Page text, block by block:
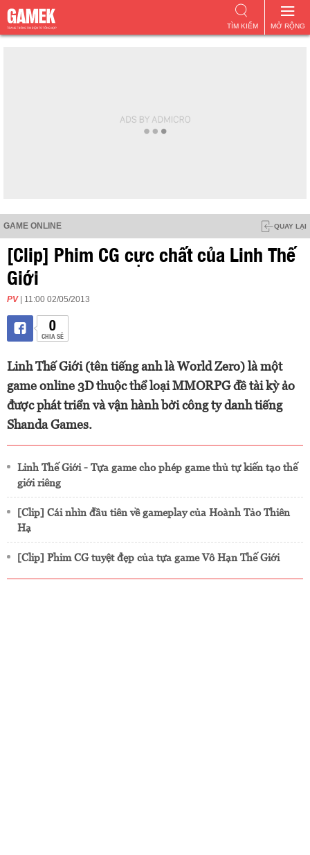
MỞ RỘNG
TÌM KIẾM
GAME ONLINE QUAY LẠI
[Clip] Phim CG cực chất của Linh Thế
Giới
PV | 11:00 02/05/2013
0
CHIA SẺ
Linh Thế Giới (tên tiếng anh là World Zero) là một
game online 3D thuộc thể loại MMORPG đề tài kỳ ảo
được phát triển và vận hành bởi công ty danh tiếng
Shanda Games.
Linh Thế Giới - Tựa game cho phép game thủ tự kiến tạo thế
giới riêng
[Clip] Cái nhìn đầu tiên về gameplay của Hoành Tảo Thiên
Hạ
[Clip] Phim CG tuyệt đẹp của tựa game Vô Hạn Thế Giới